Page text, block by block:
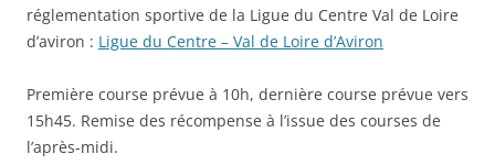
réglementation sportive de la Ligue du Centre Val de Loire
d’aviron : Ligue du Centre – Val de Loire d’Aviron
Première course prévue à 10h, dernière course prévue vers
15h45. Remise des récompense à l’issue des courses de
l’après-midi.